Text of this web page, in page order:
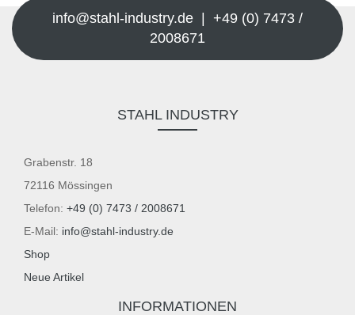
info@stahl-industry.de | +49 (0) 7473 /
2008671
STAHL INDUSTRY
Grabenstr. 18
72116 Mössingen
Telefon: +49 (0) 7473 / 2008671
E-Mail: info@stahl-industry.de
Shop
Neue Artikel
INFORMATIONEN